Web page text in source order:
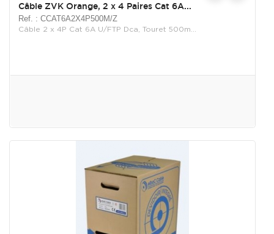
Câble ZVK Orange, 2 x 4 Paires Cat 6A...
Ref. : CCAT6A2X4P500M/Z
Câble 2 x 4P Cat 6A U/FTP Dca, Touret 500m...